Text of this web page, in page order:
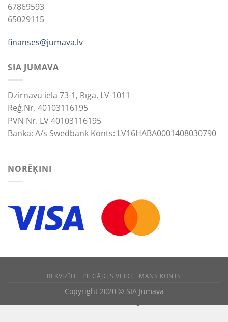
67869593
65029115
finanses@jumava.lv
SIA JUMAVA
Dzirnavu iela 73-1, Rīga, LV-1011
Reģ.Nr. 40103116195
PVN Nr. LV 40103116195
Banka: A/s Swedbank Konts: LV16HABA0001408030790
NORĒĶINI
REKVIZĪTI PIEGĀDES VEIDI MANS KONTS
Copyright 2020 © SIA Jumava